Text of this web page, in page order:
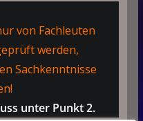
von Fachleuten
werden,
Sachkenntnisse
unter Punkt 2.